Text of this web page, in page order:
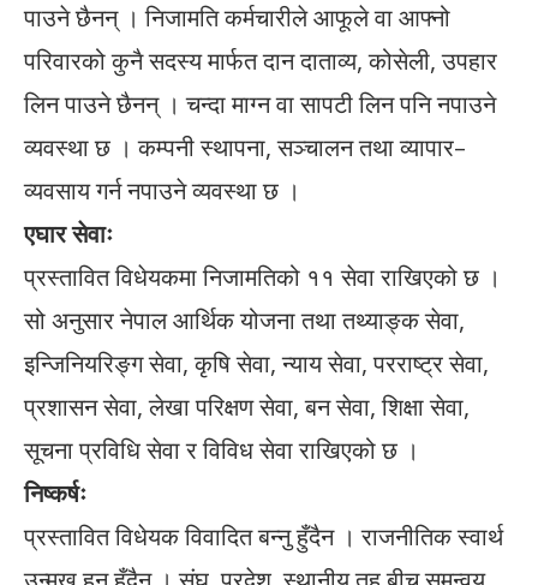
पाउने छैनन् । निजामति कर्मचारीले आफूले वा आफ्नो
परिवारको कुनै सदस्य मार्फत दान दाताव्य, कोसेली, उपहार
लिन पाउने छैनन् । चन्दा माग्न वा सापटी लिन पनि नपाउने
व्यवस्था छ । कम्पनी स्थापना, सञ्चालन तथा व्यापार–
व्यवसाय गर्न नपाउने व्यवस्था छ ।
एघार सेवाः
प्रस्तावित विधेयकमा निजामतिको ११ सेवा राखिएको छ ।
सो अनुसार नेपाल आर्थिक योजना तथा तथ्याङ्क सेवा,
इन्जिनियरिङ्ग सेवा, कृषि सेवा, न्याय सेवा, परराष्ट्र सेवा,
प्रशासन सेवा, लेखा परिक्षण सेवा, बन सेवा, शिक्षा सेवा,
सूचना प्रविधि सेवा र विविध सेवा राखिएको छ ।
निष्कर्षः
प्रस्तावित विधेयक विवादित बन्नु हुँदैन । राजनीतिक स्वार्थ